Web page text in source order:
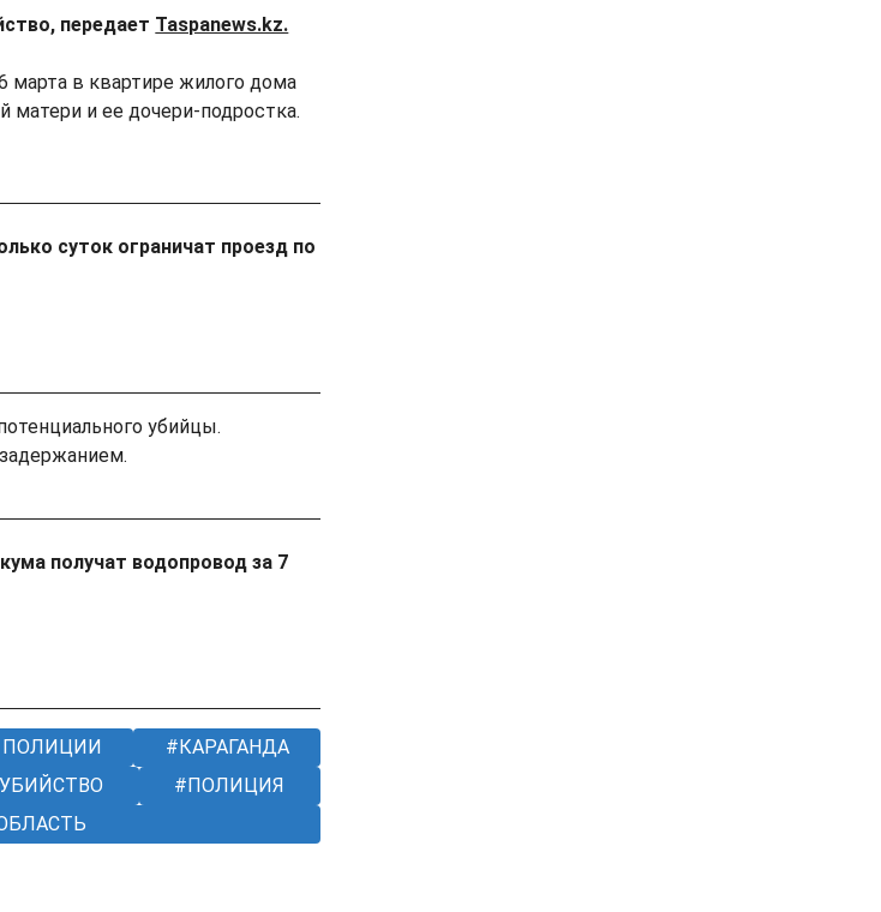
передает Taspanews.kz.
марта в квартире жилого дома
матери и ее дочери-подростка.
суток ограничат проезд по
убийцы.
получат водопровод за 7
КАРАГАНДА
ПОЛИЦИЯ